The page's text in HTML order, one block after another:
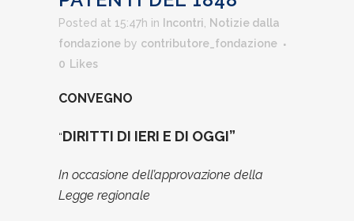
Posted at 15:47h in Incontri, Notizie dalla
fondazione by contributore_fondazione
0 Likes
CONVEGNO
“DIRITTI DI IERI E DI OGGI”
In occasione dell’approvazione della
Legge regionale